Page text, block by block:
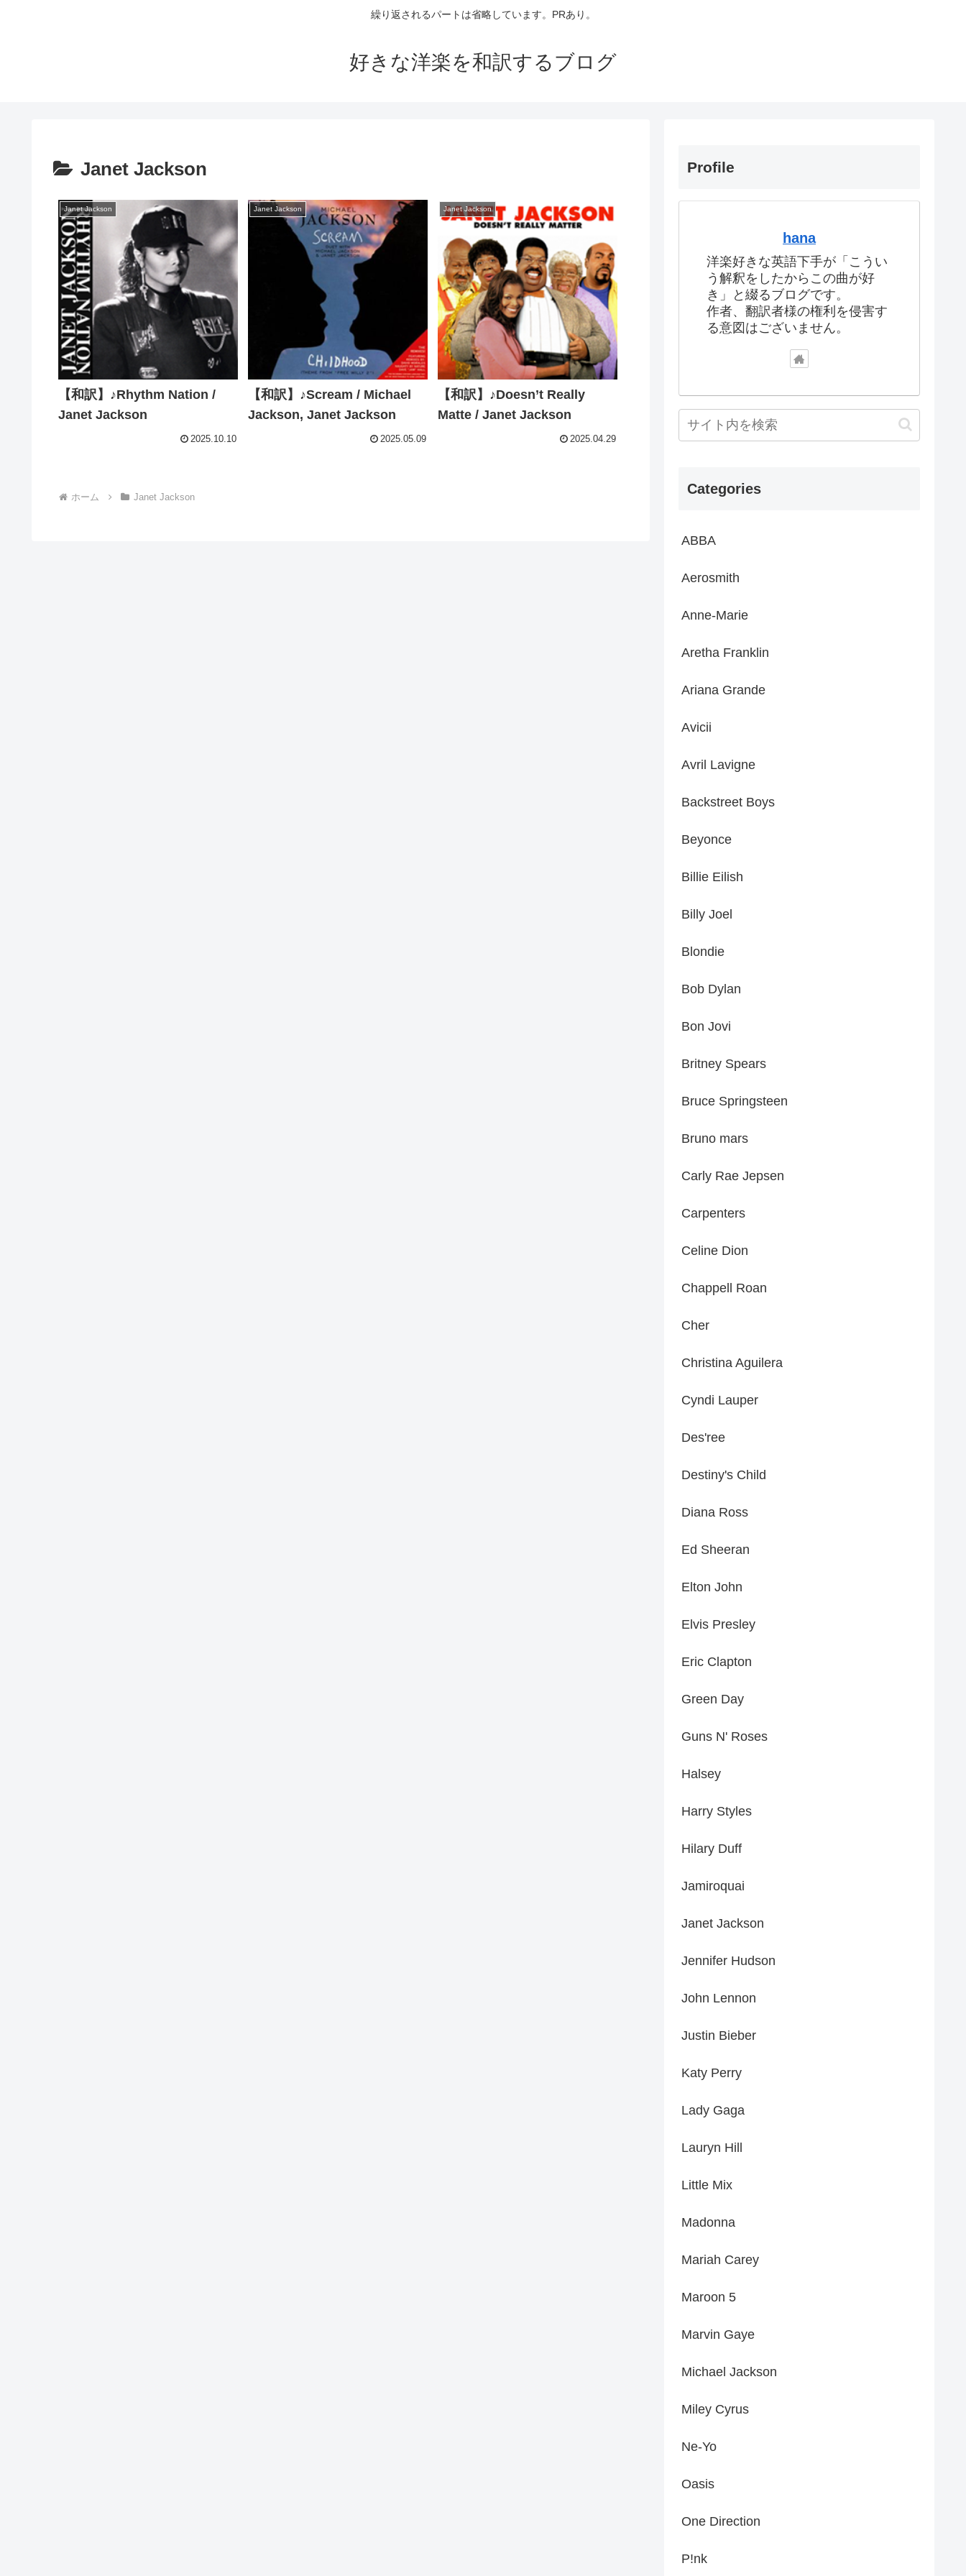
繰り返されるパートは省略しています。PRあり。
好きな洋楽を和訳するブログ
Janet Jackson
Janet Jackson
【和訳】♪Rhythm Nation /
Janet Jackson
2025.10.10
Janet Jackson
【和訳】♪Scream / Michael
Jackson, Janet Jackson
2025.05.09
Janet Jackson
【和訳】♪Doesn’t Really
Matte / Janet Jackson
2025.04.29
ホーム Janet Jackson
Profile
hana
洋楽好きな英語下手が「こうい
う解釈をしたからこの曲が好
き」と綴るブログです。
作者、翻訳者様の権利を侵害す
る意図はございません。
Categories
ABBA
Aerosmith
Anne-Marie
Aretha Franklin
Ariana Grande
Avicii
Avril Lavigne
Backstreet Boys
Beyonce
Billie Eilish
Billy Joel
Blondie
Bob Dylan
Bon Jovi
Britney Spears
Bruce Springsteen
Bruno mars
Carly Rae Jepsen
Carpenters
Celine Dion
Chappell Roan
Cher
Christina Aguilera
Cyndi Lauper
Des'ree
Destiny's Child
Diana Ross
Ed Sheeran
Elton John
Elvis Presley
Eric Clapton
Green Day
Guns N' Roses
Halsey
Harry Styles
Hilary Duff
Jamiroquai
Janet Jackson
Jennifer Hudson
John Lennon
Justin Bieber
Katy Perry
Lady Gaga
Lauryn Hill
Little Mix
Madonna
Mariah Carey
Maroon 5
Marvin Gaye
Michael Jackson
Miley Cyrus
Ne-Yo
Oasis
One Direction
P!nk